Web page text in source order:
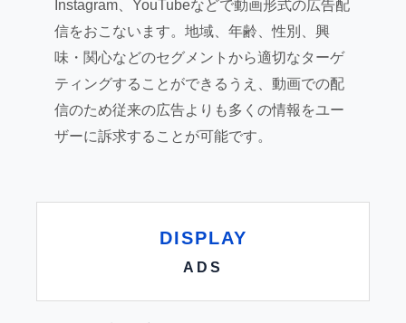
Instagram、YouTubeなどで動画形式の広告配
信をおこないます。地域、年齢、性別、興
味・関心などのセグメントから適切なターゲ
ティングすることができるうえ、動画での配
信のため従来の広告よりも多くの情報をユー
ザーに訴求することが可能です。
DISPLAY
ADS